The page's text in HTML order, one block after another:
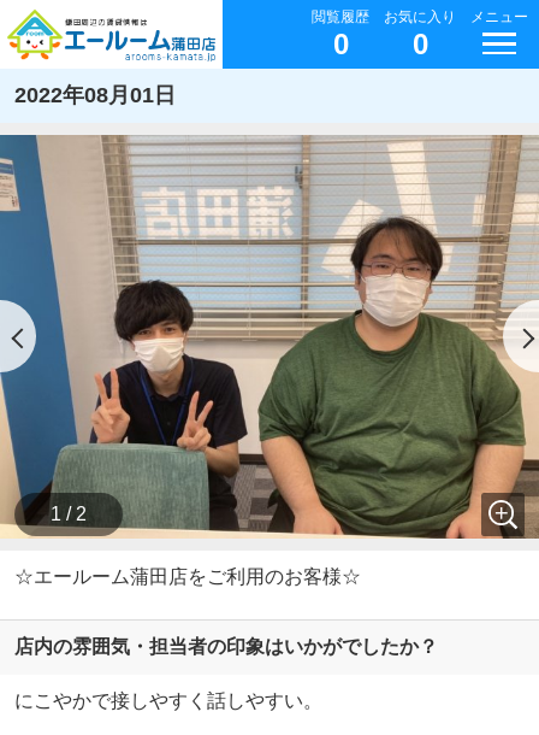
閲覧履歴
0
お気に入り
0
メニュー
2022年08月01日
1 / 2
☆エールーム蒲田店をご利用のお客様☆
店内の雰囲気・担当者の印象はいかがでしたか？
にこやかで接しやすく話しやすい。